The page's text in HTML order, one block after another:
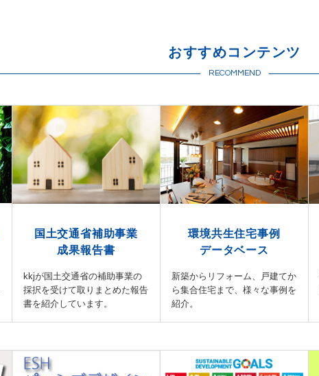
おすすめコンテンツ
RECOMMEND
国土交通省補助事業
成果報告書
kkjが国土交通省の補助事業の
採択を受けて取りまとめた報告
書を紹介しています。
環境共生住宅事例
データベース
新築からリフォーム、戸建てか
ら集合住宅まで、様々な事例を
紹介。